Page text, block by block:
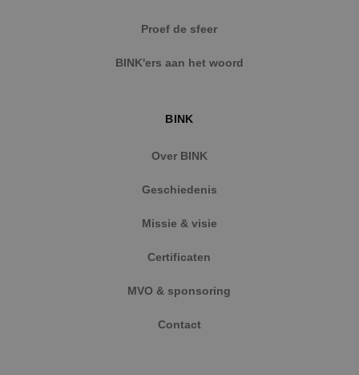
Proef de sfeer
BINK'ers aan het woord
BINK
Over BINK
Geschiedenis
Missie & visie
Certificaten
MVO & sponsoring
Contact
Strikt noodzakelijke cookies maken de
website kan niet goed worden gebruikt zonder de